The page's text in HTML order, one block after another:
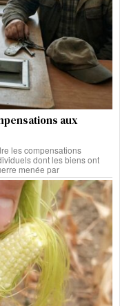
aux
les compensations
dont les biens ont
menée par